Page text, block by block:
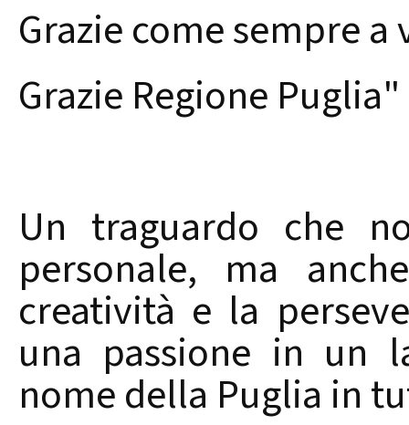
Grazie come sempre
Grazie Regione Puglia"
Un traguardo che
personale, ma
creatività e la
una passione in un
nome della Puglia in